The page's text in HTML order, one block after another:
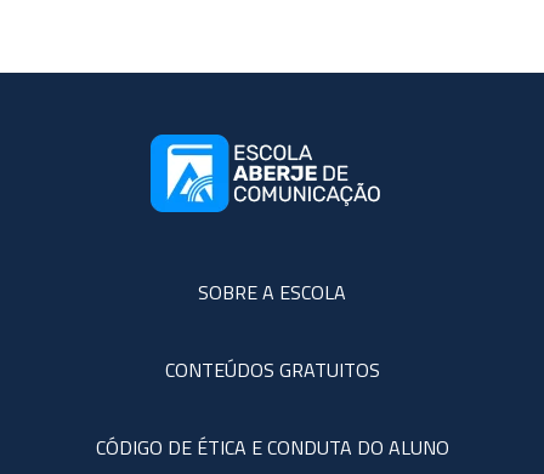
SOBRE A ESCOLA
CONTEÚDOS GRATUITOS
CÓDIGO DE ÉTICA E CONDUTA DO ALUNO